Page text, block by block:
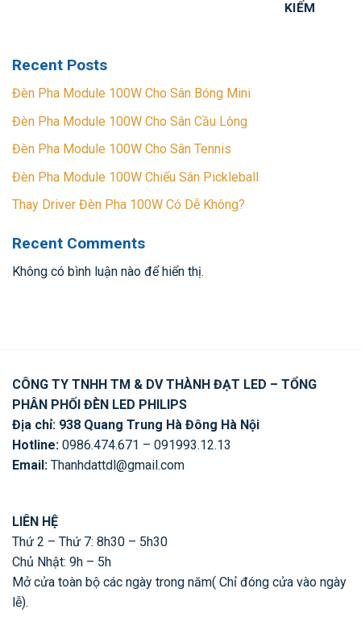
KIẾM
Recent Posts
Đèn Pha Module 100W Cho Sân Bóng Mini
Đèn Pha Module 100W Cho Sân Cầu Lông
Đèn Pha Module 100W Cho Sân Tennis
Đèn Pha Module 100W Chiếu Sân Pickleball
Thay Driver Đèn Pha 100W Có Dễ Không?
Recent Comments
Không có bình luận nào để hiển thị.
CÔNG TY TNHH TM & DV THÀNH ĐẠT LED – TỔNG
PHÂN PHỐI ĐÈN LED PHILIPS
Địa chỉ: 938 Quang Trung Hà Đông Hà Nội
Hotline: 0986.474.671 – 091993.12.13
Email: Thanhdattdl@gmail.com
LIÊN HỆ
Thứ 2 – Thứ 7: 8h30 – 5h30
Chủ Nhật: 9h – 5h
Mở cửa toàn bộ các ngày trong năm( Chỉ đóng cửa vào ngày
lễ).